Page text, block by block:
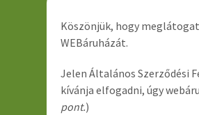
Köszönjük, hogy
WEBáruházát.
Jelen Általános Szerződési
kívánja elfogadni, úgy
pont.)